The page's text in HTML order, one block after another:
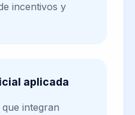
incentivos y
aplicada
que integran